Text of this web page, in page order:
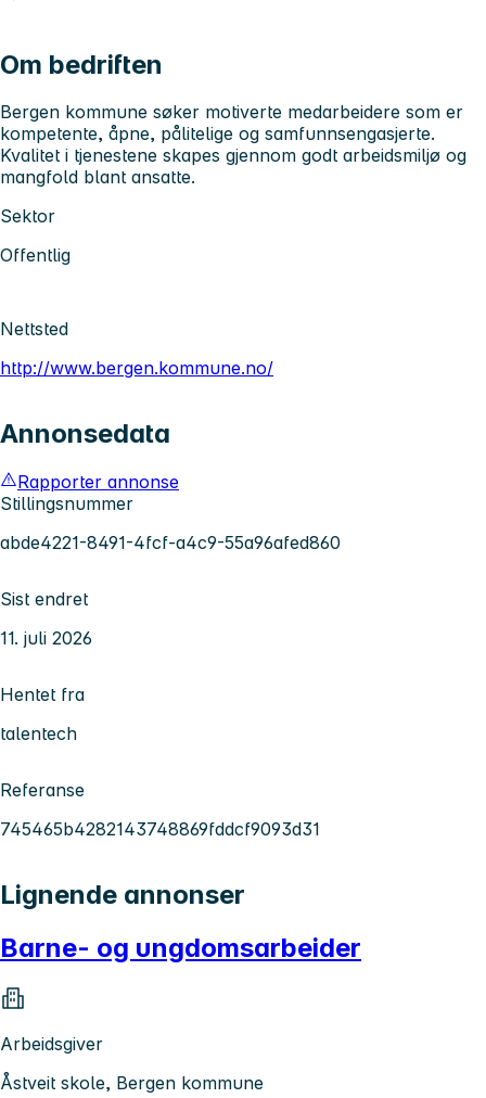
Om bedriften
Bergen kommune søker motiverte medarbeidere som er
kompetente, åpne, pålitelige og samfunnsengasjerte.
Kvalitet i tjenestene skapes gjennom godt arbeidsmiljø og
mangfold blant ansatte.
Sektor
Offentlig
Nettsted
http://www.bergen.kommune.no/
Annonsedata
Rapporter annonse
Stillingsnummer
abde4221-8491-4fcf-a4c9-55a96afed860
Sist endret
11. juli 2026
Hentet fra
talentech
Referanse
745465b4282143748869fddcf9093d31
Lignende annonser
Barne- og ungdomsarbeider
Arbeidsgiver
Åstveit skole, Bergen kommune